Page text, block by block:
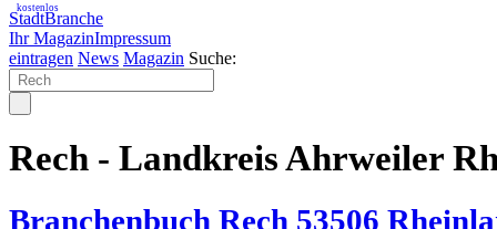
StadtBranche
Ihr MagazinImpressum
kostenlos
eintragen News Magazin Suche:
Rech - Landkreis Ahrweiler
Branchenbuch Rech 53506